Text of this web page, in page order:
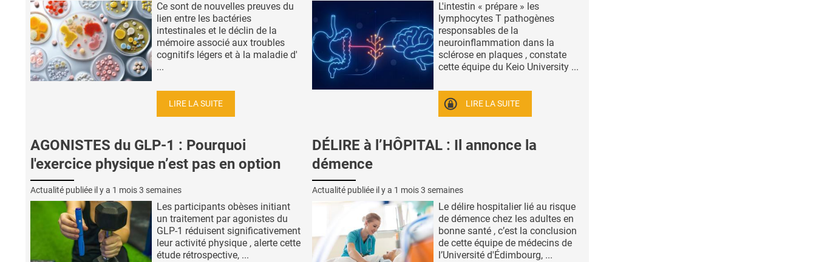
Ce sont de nouvelles preuves du
lien entre les bactéries
intestinales et le déclin de la
mémoire associé aux troubles
cognitifs légers et à la maladie d'
...
LIRE LA SUITE
L'intestin « prépare » les
lymphocytes T pathogènes
responsables de la
neuroinflammation dans la
sclérose en plaques , constate
cette équipe du Keio University ...
LIRE LA SUITE
AGONISTES du GLP-1 : Pourquoi
l'exercice physique n’est pas en option
Actualité publiée il y a 1 mois 3 semaines
Les participants obèses initiant
un traitement par agonistes du
GLP-1 réduisent significativement
leur activité physique , alerte cette
étude rétrospective, ...
DÉLIRE à l’HÔPITAL : Il annonce la
démence
Actualité publiée il y a 1 mois 3 semaines
Le délire hospitalier lié au risque
de démence chez les adultes en
bonne santé , c’est la conclusion
de cette équipe de médecins de
l’Université d'Édimbourg, ...